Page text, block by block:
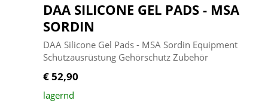
DAA SILICONE GEL PADS - MSA
SORDIN
DAA Silicone Gel Pads - MSA Sordin Equipment
Schutzausrüstung Gehörschutz Zubehör
€ 52,90
lagernd